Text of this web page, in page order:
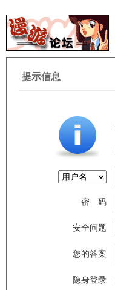
提示信息
密 码
安全问题
您的答案
隐身登录